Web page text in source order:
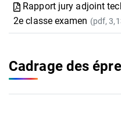
Rapport jury adjoint
2e classe examen (pdf,
Cadrage des